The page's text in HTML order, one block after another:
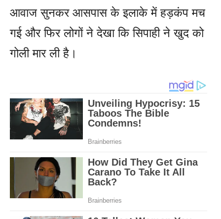
आवाज सुनकर आसपास के इलाके में हड़कंप मच
गई और फिर लोगों ने देखा कि सिपाही ने खुद को
गोली मार ली है।